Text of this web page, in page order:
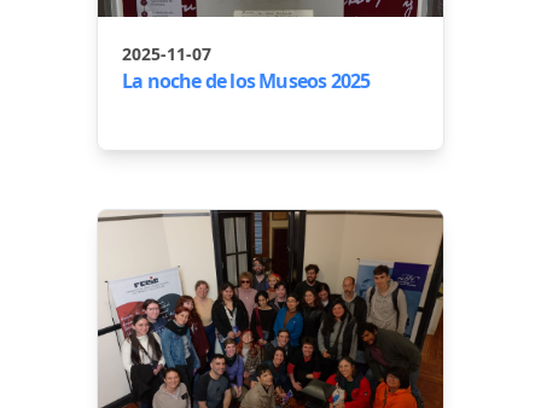
2025-11-07
La noche de los Museos 2025